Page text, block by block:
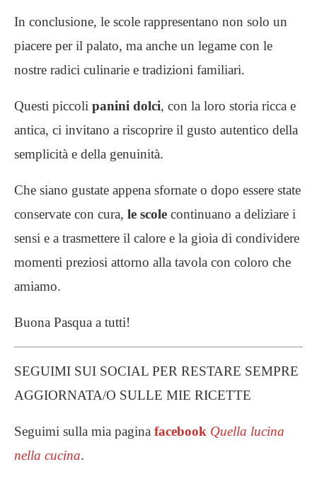
In conclusione, le scole rappresentano non solo un
piacere per il palato, ma anche un legame con le
nostre radici culinarie e tradizioni familiari.
Questi piccoli panini dolci, con la loro storia ricca e
antica, ci invitano a riscoprire il gusto autentico della
semplicità e della genuinità.
Che siano gustate appena sfornate o dopo essere state
conservate con cura, le scole continuano a deliziare i
sensi e a trasmettere il calore e la gioia di condividere
momenti preziosi attorno alla tavola con coloro che
amiamo.
Buona Pasqua a tutti!
SEGUIMI SUI SOCIAL PER RESTARE SEMPRE
AGGIORNATA/O SULLE MIE RICETTE
Seguimi sulla mia pagina facebook Quella lucina
nella cucina.